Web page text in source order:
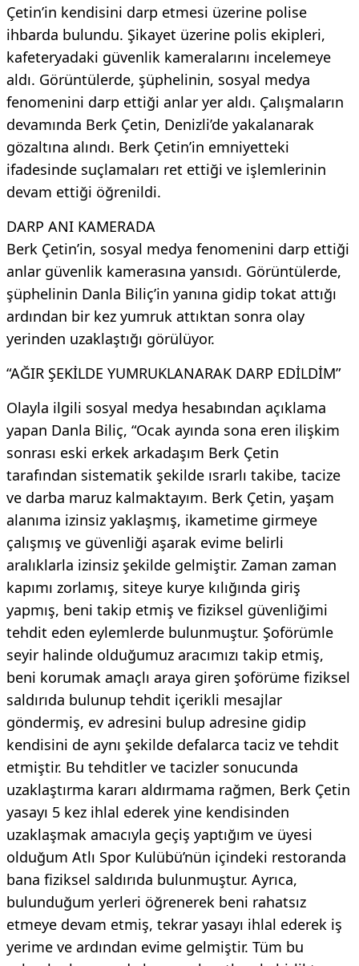
Çetin’in kendisini darp etmesi üzerine polise
ihbarda bulundu. Şikayet üzerine polis ekipleri,
kafeteryadaki güvenlik kameralarını incelemeye
aldı. Görüntülerde, şüphelinin, sosyal medya
fenomenini darp ettiği anlar yer aldı. Çalışmaların
devamında Berk Çetin, Denizli’de yakalanarak
gözaltına alındı. Berk Çetin’in emniyetteki
ifadesinde suçlamaları ret ettiği ve işlemlerinin
devam ettiği öğrenildi.
DARP ANI KAMERADA
Berk Çetin’in, sosyal medya fenomenini darp ettiği
anlar güvenlik kamerasına yansıdı. Görüntülerde,
şüphelinin Danla Biliç’in yanına gidip tokat attığı
ardından bir kez yumruk attıktan sonra olay
yerinden uzaklaştığı görülüyor.
“AĞIR ŞEKİLDE YUMRUKLANARAK DARP EDİLDİM”
Olayla ilgili sosyal medya hesabından açıklama
yapan Danla Biliç, “Ocak ayında sona eren ilişkim
sonrası eski erkek arkadaşım Berk Çetin
tarafından sistematik şekilde ısrarlı takibe, tacize
ve darba maruz kalmaktayım. Berk Çetin, yaşam
alanıma izinsiz yaklaşmış, ikametime girmeye
çalışmış ve güvenliği aşarak evime belirli
aralıklarla izinsiz şekilde gelmiştir. Zaman zaman
kapımı zorlamış, siteye kurye kılığında giriş
yapmış, beni takip etmiş ve fiziksel güvenliğimi
tehdit eden eylemlerde bulunmuştur. Şoförümle
seyir halinde olduğumuz aracımızı takip etmiş,
beni korumak amaçlı araya giren şoförüme fiziksel
saldırıda bulunup tehdit içerikli mesajlar
göndermiş, ev adresini bulup adresine gidip
kendisini de aynı şekilde defalarca taciz ve tehdit
etmiştir. Bu tehditler ve tacizler sonucunda
uzaklaştırma kararı aldırmama rağmen, Berk Çetin
yasayı 5 kez ihlal ederek yine kendisinden
uzaklaşmak amacıyla geçiş yaptığım ve üyesi
olduğum Atlı Spor Kulübü’nün içindeki restoranda
bana fiziksel saldırıda bulunmuştur. Ayrıca,
bulunduğum yerleri öğrenerek beni rahatsız
etmeye devam etmiş, tekrar yasayı ihlal ederek iş
yerime ve ardından evime gelmiştir. Tüm bu